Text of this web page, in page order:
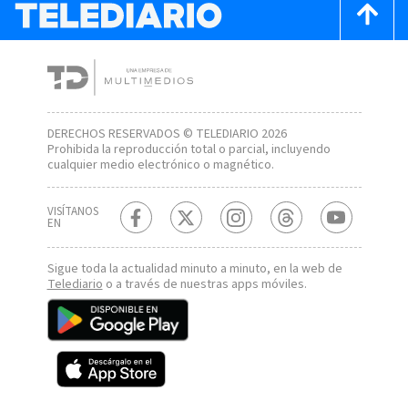
DERECHOS RESERVADOS © TELEDIARIO 2026
Prohibida la reproducción total o parcial, incluyendo
cualquier medio electrónico o magnético.
VISÍTANOS
EN
Sigue toda la actualidad minuto a minuto, en la web de
Telediarioo a través de nuestras apps móviles.